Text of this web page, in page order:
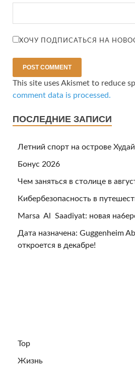
ХОЧУ ПОДПИСАТЬСЯ НА
This site uses Akismet to reduce
comment data is processed.
ПОСЛЕДНИЕ ЗАПИСИ
Летний спорт на острове
Бонус 2026
Чем заняться в столице в
Кибербезопасность в
Marsa Al Saadiyat: новая
Дата назначена: Guggenheim
откроется в декабре!
Top
Жизнь